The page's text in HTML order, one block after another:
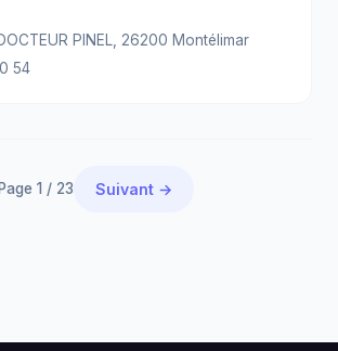
PINEL, 26200 Montélimar
54
Page 1 / 23 Suivant →